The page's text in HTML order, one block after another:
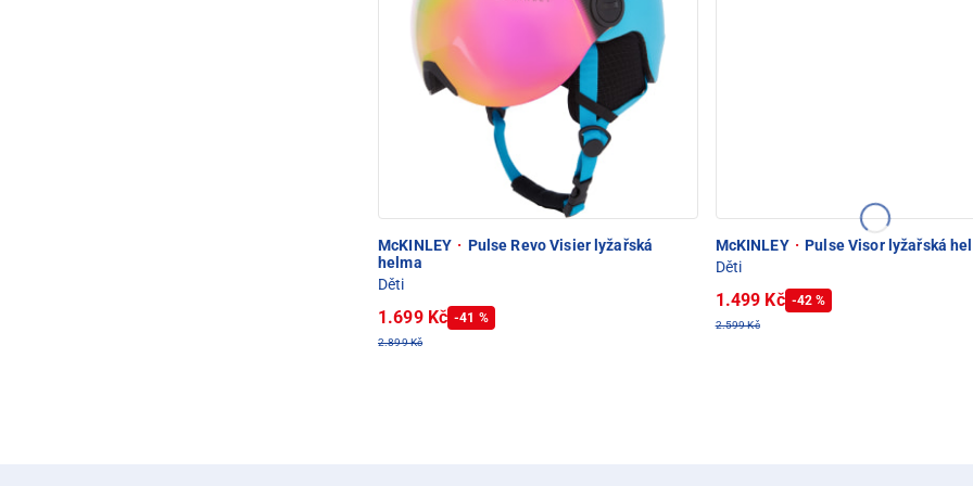
McKINLEY · Pulse Revo Visier lyžařská
helma
Děti
1.699 Kč -41 %
2.899 Kč
McKINLEY · Pulse Visor lyžařská
Děti
1.499 Kč -42 %
2.599 Kč